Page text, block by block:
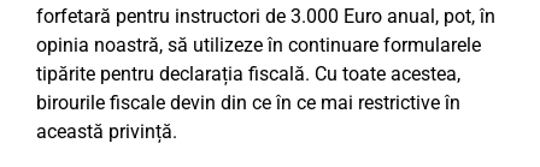
forfetară pentru instructori de 3.000 Euro anual, pot, în
opinia noastră, să utilizeze în continuare formularele
tipărite pentru declarația fiscală. Cu toate acestea,
birourile fiscale devin din ce în ce mai restrictive în
această privință.